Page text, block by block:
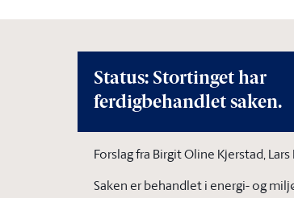
Status: Stortinget har
ferdigbehandlet saken.
Forslag fra Birgit Oline Kjerstad,
Saken er behandlet i energi- og